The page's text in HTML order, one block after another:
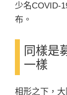
少名COVID-
布。
同樣是
一樣
相形之下，